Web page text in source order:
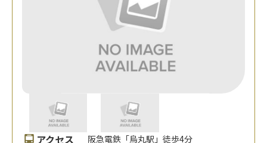
アクセス 阪急電鉄「烏丸駅」徒歩4分